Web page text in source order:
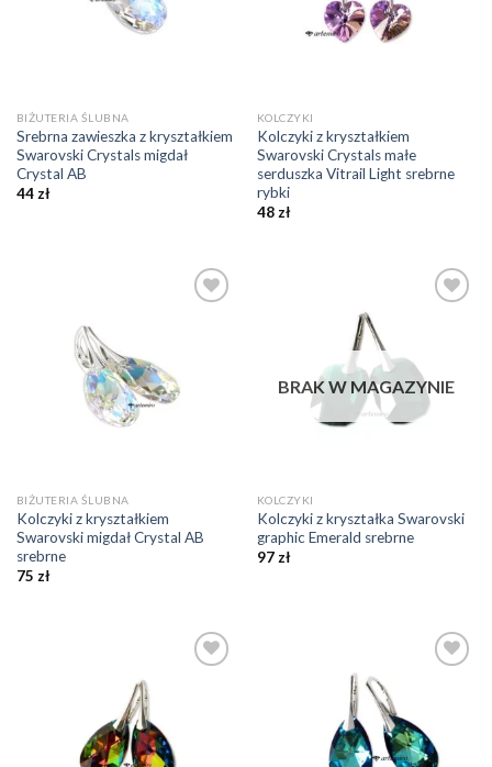
BIŻUTERIA ŚLUBNA
Srebrna zawieszka z kryształkiem
Swarovski Crystals migdał
Crystal AB
44zł
KOLCZYKI
Kolczyki z kryształkiem
Swarovski Crystals małe
serduszka Vitrail Light srebrne
rybki
48zł
BIŻUTERIA ŚLUBNA
Kolczyki z kryształkiem
Swarovski migdał Crystal AB
srebrne
75 zł
BRAK W MAGAZYNIE
KOLCZYKI
Kolczyki z kryształka Swarovski
graphic Emerald srebrne
97 zł